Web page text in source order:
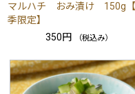
マルハチ おみ漬け 150g
季限定】
350円
（税込み）